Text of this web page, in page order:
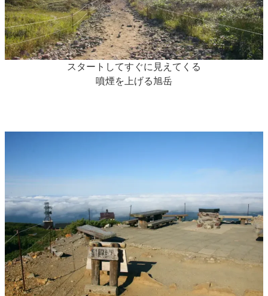
スタートしてすぐに見えてくる
噴煙を上げる旭岳